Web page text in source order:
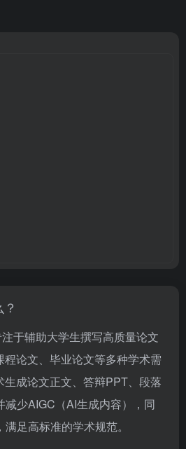
于辅助大学生撰写高质量论文
论文、毕业论文等多种学术需
成论文正文、答辩PPT、段落
少AIGC（AI生成内容），同
足高标准的学术规范。